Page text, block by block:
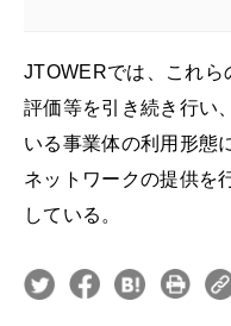
JTOWERでは、これら
評価等を引き続き行い
いる事業体の利用形態
ネットワークの提供を
している。